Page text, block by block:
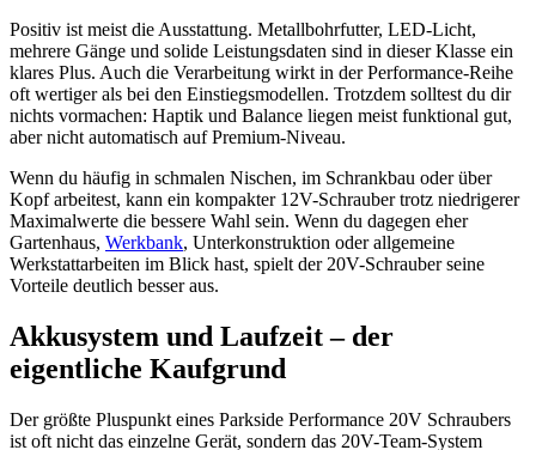
Positiv ist meist die Ausstattung. Metallbohrfutter, LED-Licht,
mehrere Gänge und solide Leistungsdaten sind in dieser Klasse ein
klares Plus. Auch die Verarbeitung wirkt in der Performance-Reihe
oft wertiger als bei den Einstiegsmodellen. Trotzdem solltest du dir
nichts vormachen: Haptik und Balance liegen meist funktional gut,
aber nicht automatisch auf Premium-Niveau.
Wenn du häufig in schmalen Nischen, im Schrankbau oder über
Kopf arbeitest, kann ein kompakter 12V-Schrauber trotz niedrigerer
Maximalwerte die bessere Wahl sein. Wenn du dagegen eher
Gartenhaus, Werkbank, Unterkonstruktion oder allgemeine
Werkstattarbeiten im Blick hast, spielt der 20V-Schrauber seine
Vorteile deutlich besser aus.
Akkusystem und Laufzeit – der
eigentliche Kaufgrund
Der größte Pluspunkt eines Parkside Performance 20V Schraubers
ist oft nicht das einzelne Gerät, sondern das 20V-Team-System